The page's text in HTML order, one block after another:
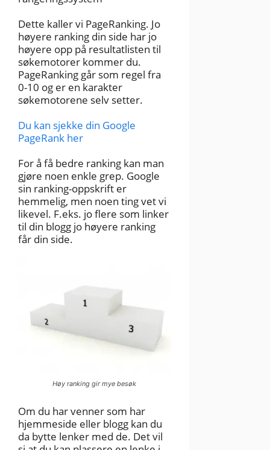
Dette kaller vi PageRanking. Jo
høyere ranking din side har jo
høyere opp på resultatlisten til
søkemotorer kommer du.
PageRanking går som regel fra
0-10 og er en karakter
søkemotorene selv setter.
Du kan sjekke din Google
PageRank her
For å få bedre ranking kan man
gjøre noen enkle grep. Google
sin ranking-oppskrift er
hemmelig, men noen ting vet vi
likevel. F.eks. jo flere som linker
til din blogg jo høyere ranking
får din side.
Høy ranking gir mye besøk
Om du har venner som har
hjemmeside eller blogg kan du
da bytte lenker med de. Det vil